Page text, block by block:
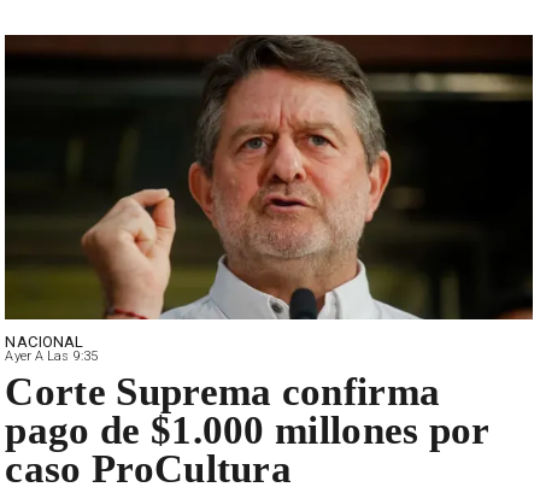
NACIONAL
Ayer A Las 9:35
Corte Suprema confirma
pago de $1.000 millones por
caso ProCultura